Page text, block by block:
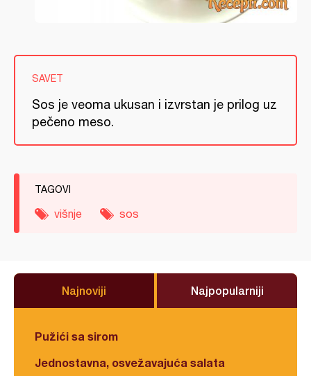
SAVET
Sos je veoma ukusan i izvrstan je prilog uz
pečeno meso.
TAGOVI
višnje sos
Najnoviji Najpopularniji
Pužići sa sirom
Jednostavna, osvežavajuća salata